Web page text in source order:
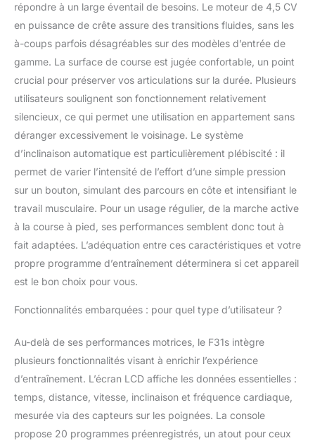
connectée
exceptionnelle !
𝗦𝗣𝗢𝗥𝗧
𝗗𝗜𝗥𝗘𝗖𝗧𝗘𝗠𝗘𝗡𝗧
𝗖𝗛𝗘𝗭 𝗩𝗢𝗨𝗦 : Les
appareils de fitness et
Sportstech font venir la
salle de sport chez
vous, pour des
entraînements
100 % adaptés à vos
besoins et à votre
emploi du temps.
répondre à un large éventail de besoins. Le moteur de 4,5 CV
en puissance de crête assure des transitions fluides, sans les
à-coups parfois désagréables sur des modèles d’entrée de
gamme. La surface de course est jugée confortable, un point
crucial pour préserver vos articulations sur la durée. Plusieurs
utilisateurs soulignent son fonctionnement relativement
silencieux, ce qui permet une utilisation en appartement sans
déranger excessivement le voisinage. Le système
d’inclinaison automatique est particulièrement plébiscité : il
permet de varier l’intensité de l’effort d’une simple pression
sur un bouton, simulant des parcours en côte et intensifiant le
travail musculaire. Pour un usage régulier, de la marche active
à la course à pied, ses performances semblent donc tout à
fait adaptées. L’adéquation entre ces caractéristiques et votre
propre programme d’entraînement déterminera si cet appareil
est le bon choix pour vous.
Fonctionnalités embarquées : pour quel type d’utilisateur ?
Au-delà de ses performances motrices, le F31s intègre
plusieurs fonctionnalités visant à enrichir l’expérience
d’entraînement. L’écran LCD affiche les données essentielles :
temps, distance, vitesse, inclinaison et fréquence cardiaque,
mesurée via des capteurs sur les poignées. La console
propose 20 programmes préenregistrés, un atout pour ceux